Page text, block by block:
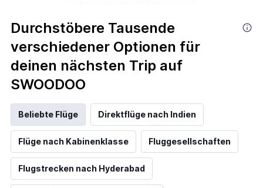
Durchstöbere Tausende
verschiedener Optionen für
deinen nächsten Trip auf
SWOODOO
Beliebte Flüge Direktflüge nach Indien
Flüge nach Kabinenklasse Fluggesellschaften
Flugstrecken nach Hyderabad